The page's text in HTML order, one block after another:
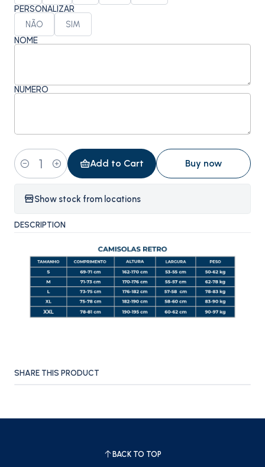
PERSONALIZAR
NÃO SIM
NOME
NÚMERO
Quantity
Add to Cart Buy now
Show stock from locations
DESCRIPTION
SHARE THIS PRODUCT
BACK TO TOP